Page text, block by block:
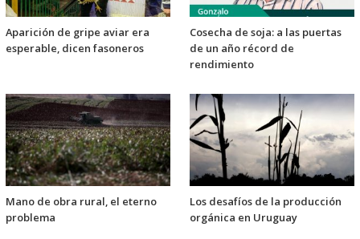
Aparición de gripe aviar era
esperable, dicen fasoneros
Cosecha de soja: a las puertas
de un año récord de
rendimiento
Mano de obra rural, el eterno
problema
Los desafíos de la producción
orgánica en Uruguay